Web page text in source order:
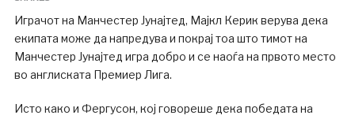
Играчот на Манчестер Јунајтед, Мајкл Керик верува дека
екипата може да напредува и покрај тоа што тимот на
Манчестер Јунајтед игра добро и се наоѓа на првото место
во англиската Премиер Лига.
Исто како и Фергусон, кој говореше дека победата на